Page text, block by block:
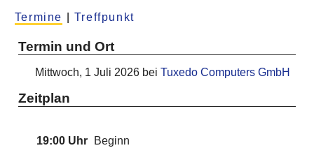
Termine Treffpunkt
Termin und Ort
Mittwoch, 1 Juli 2026 bei Tuxedo Computers GmbH
Zeitplan
19:00 Uhr
Beginn